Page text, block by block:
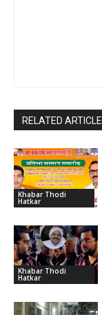
RELATED
Khabar Thodi
Hatkar
Khabar Thodi
Hatkar